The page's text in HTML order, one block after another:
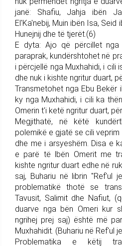
janë: Shafiu, Jahja ibën
El'Ka'nebij, Muin ibën Isa, Seid
Hunejnij dhe të tjerët.(6)
E dyta: Ajo që përcillet nga
paraprak, kundërshtohet në
i përcjellë nga Muxhahidi, i cili
dhe nuk i kishte ngritur duart,
Transmetohet nga Ebu Bekër
ky nga Muxhahidi, i cili ka
Omerin t'i ketë ngritur duart,
Megjithatë, në këtë
polemikë e gjatë se cili
dhe me i arsyeshëm. Disa e
e parë të lbën Omerit me
kishte ngritur duart edhe në
saj, Buhariu në librin "Ref'ul
problematikë thotë se
Tavusit, Salimit dhe Nafiut,
duarve nga bën Omeri kur
ngrihej prej saj) është më
Muxhahidit. (Buhariu në Ref'ul
Problematika e këtij